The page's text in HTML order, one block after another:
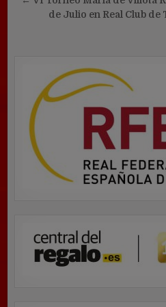
entradas
de Julio en Real Club de